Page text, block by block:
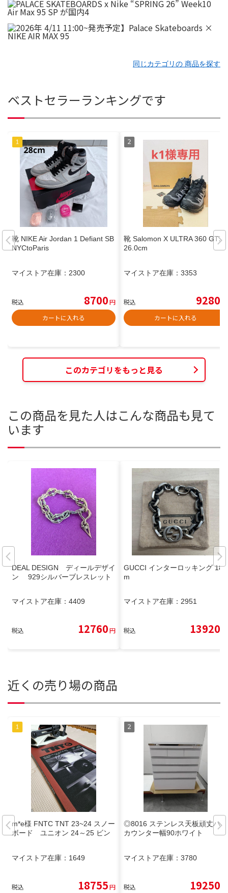
同じカテゴリの 商品を探す
ベストセラーランキングです
靴 NIKE Air Jordan 1 Defiant SB
NYCtoParis
マイストア在庫： 2300
税込 8700円
カートに入れる
靴 Salomon X ULTRA 360 GTX
26.0cm
マイストア在庫： 3353
税込 9280
カートに入れる
このカテゴリをもっと見る
この商品を見た人はこんな商品も見て
います
DEAL DESIGN ディールデザイ
ン 929シルバーブレスレット
マイストア在庫： 4409
税込 12760円
GUCCI インターロッキング 18c
m
マイストア在庫： 2951
税込 13920
近くの売り場の商品
m*e様 FNTC TNT 23~24 スノー
ボード ユニオン 24～25 ビン
マイストア在庫： 1649
税込 18755円
◎8016 ステンレス天板頑丈ハイ
カウンター幅90ホワイト
マイストア在庫： 3780
税込 19250